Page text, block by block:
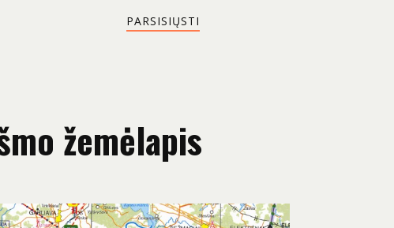
PARSISIŲSTI
žemėlapis